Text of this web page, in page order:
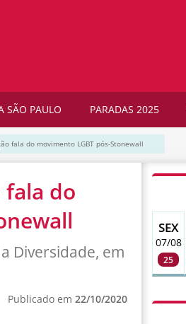
SÃO PAULO PARADAS 2025
fala do movimento LGBT pós-Stonewall
fala do
Diversidade, em
Publicado em 22/10/2020
SEX
07/08
25